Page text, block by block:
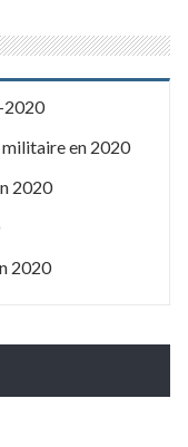
2020
en 2020
2020
2020